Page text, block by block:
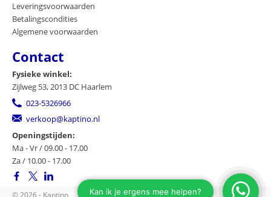
Leveringsvoorwaarden
Betalingscondities
Algemene voorwaarden
Contact
Fysieke winkel:
Zijlweg 53, 2013 DC Haarlem
023-5326966
verkoop@kaptino.nl
Openingstijden:
Ma - Vr / 09.00 - 17.00
Za / 10.00 - 17.00
© 2026 - Kaptino